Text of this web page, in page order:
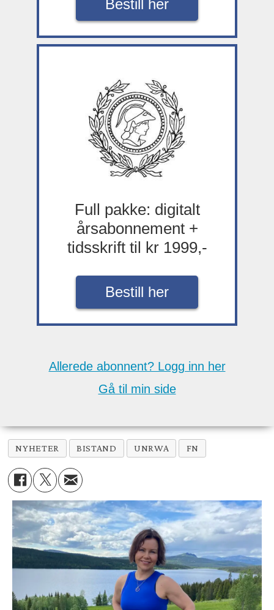
Bestill her
Full pakke: digitalt
årsabonnement +
tidsskrift til kr 1999,-
Bestill her
Allerede abonnent? Logg inn her
Gå til min side
NYHETER BISTAND UNRWA FN